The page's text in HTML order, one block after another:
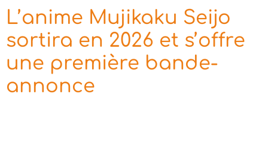
L’anime Mujikaku Seijo
sortira en 2026 et s’offre
une première bande-
annonce